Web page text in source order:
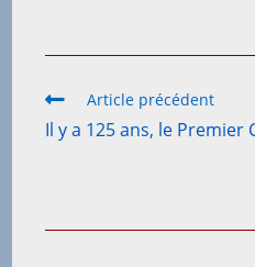
Article précédent
Il y a 125 ans, le Premier